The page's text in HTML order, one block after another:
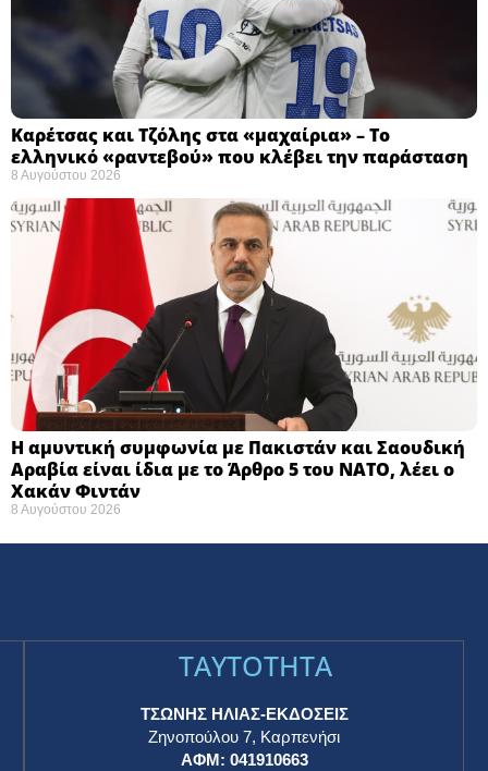
Καρέτσας και Τζόλης στα «μαχαίρια» – Το
ελληνικό «ραντεβού» που κλέβει την παράσταση
8 Αυγούστου 2026
Η αμυντική συμφωνία με Πακιστάν και Σαουδική
Αραβία είναι ίδια με το Άρθρο 5 του ΝΑΤΟ, λέει ο
Χακάν Φιντάν
8 Αυγούστου 2026
TAYTOTHTA
ΤΣΩΝΗΣ ΗΛΙΑΣ-ΕΚΔΟΣΕΙΣ
Ζηνοπούλου 7, Καρπενήσι
ΑΦΜ: 041910663